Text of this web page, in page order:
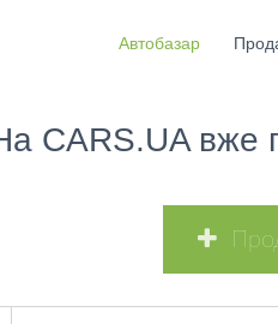
Автобазар
CARS.UA вже